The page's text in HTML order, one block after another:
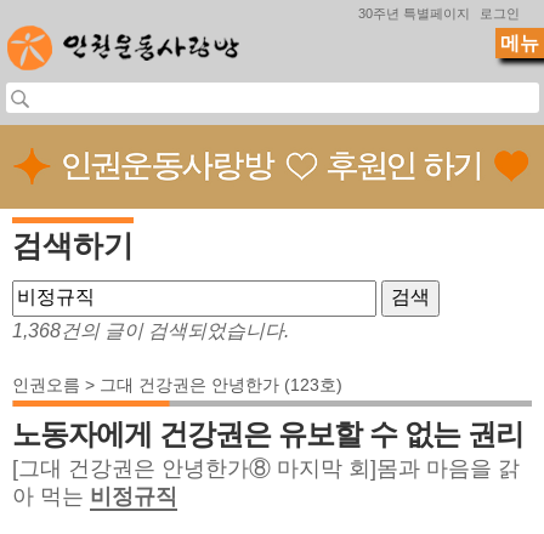
30주년 특별페이지 로그인
검색하기
1,368건의 글이 검색되었습니다.
인권오름 > 그대 건강권은 안녕한가 (123호)
노동자에게 건강권은 유보할 수 없는 권리
[그대 건강권은 안녕한가⑧ 마지막 회]몸과 마음을 갉
아 먹는 비정규직
메뉴